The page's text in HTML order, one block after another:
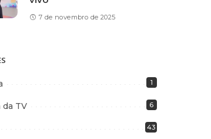
7 de novembro de 2025
1
da TV 6
43